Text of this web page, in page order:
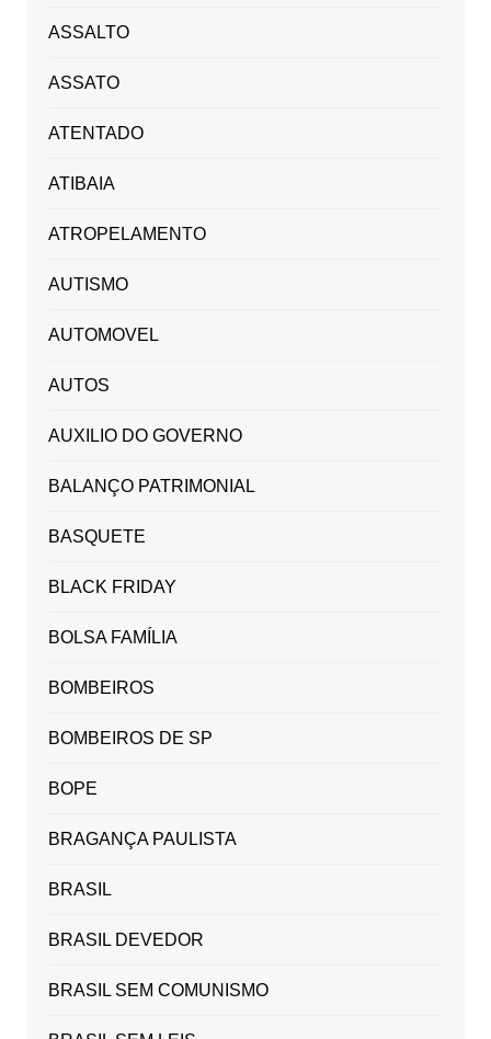
ASSALTO
ASSATO
ATENTADO
ATIBAIA
ATROPELAMENTO
AUTISMO
AUTOMOVEL
AUTOS
AUXILIO DO GOVERNO
BALANÇO PATRIMONIAL
BASQUETE
BLACK FRIDAY
BOLSA FAMÍLIA
BOMBEIROS
BOMBEIROS DE SP
BOPE
BRAGANÇA PAULISTA
BRASIL
BRASIL DEVEDOR
BRASIL SEM COMUNISMO